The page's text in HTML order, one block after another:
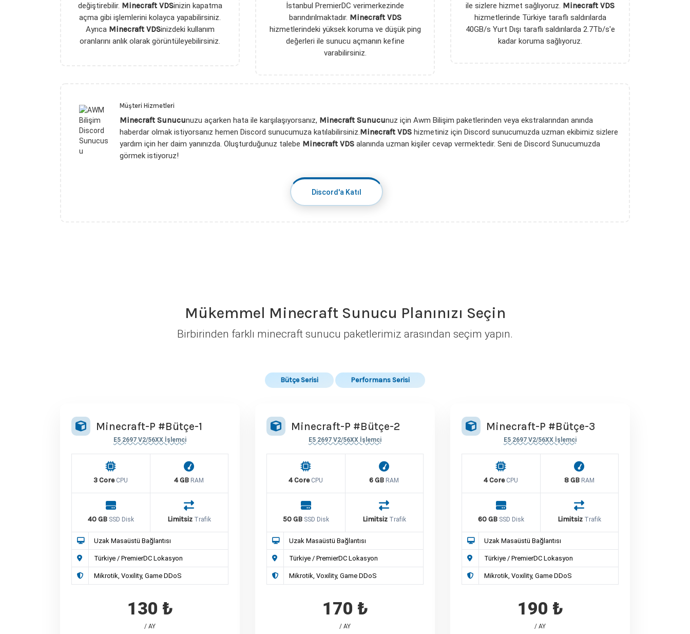
değiştirebilir. Minecraft VDSinizin kapatma
açma gibi işlemlerini kolayca yapabilirsiniz.
Ayrıca Minecraft VDSinizdeki kullanım
oranlarını anlık olarak görüntüleyebilirsiniz.
İstanbul PremierDC verimerkezinde
barındırılmaktadır. Minecraft VDS
hizmetlerindeki yüksek koruma ve düşük ping
değerleri ile sunucu açmanın kefine
varabilirsiniz.
ile sizlere hizmet sağlıyoruz. Minecraft VDS
hizmetlerinde Türkiye taraflı saldırılarda
40GB/s Yurt Dışı taraflı saldırılarda 2.7Tb/s'e
kadar koruma sağlıyoruz.
Müşteri Hizmetleri
Minecraft Sunucunuzu açarken hata ile karşılaşıyorsanız, Minecraft Sunucunuz için Awm Bilişim paketlerinden veya ekstralarından anında
haberdar olmak istiyorsanız hemen Discord sunucumuza katılabilirsiniz.Minecraft VDS hizmetiniz için Discord sunucumuzda uzman ekibimiz sizlere
yardım için her daim yanınızda. Oluşturduğunuz talebe Minecraft VDS alanında uzman kişiler cevap vermektedir. Seni de Discord Sunucumuzda
görmek istiyoruz!
Discord'a Katıl
Mükemmel Minecraft Sunucu Planınızı Seçin
Birbirinden farklı minecraft sunucu paketlerimiz arasından seçim yapın.
Bütçe Serisi Performans Serisi
Minecraft-P #Bütçe-1
E5 2697 V2/56XX İşlemci
3 Core CPU 4 GB RAM
40 GB SSD Disk Limitsiz Trafik
Uzak Masaüstü Bağlantısı
Türkiye / PremierDC Lokasyon
Mikrotik, Voxility, Game DDoS
130 ₺
/ AY
Minecraft-P #Bütçe-2
E5 2697 V2/56XX İşlemci
4 Core CPU 6 GB RAM
50 GB SSD Disk Limitsiz Trafik
Uzak Masaüstü Bağlantısı
Türkiye / PremierDC Lokasyon
Mikrotik, Voxility, Game DDoS
170 ₺
/ AY
Minecraft-P #Bütçe-3
E5 2697 V2/56XX İşlemci
4 Core CPU 8 GB RAM
60 GB SSD Disk Limitsiz Trafik
Uzak Masaüstü Bağlantısı
Türkiye / PremierDC Lokasyon
Mikrotik, Voxility, Game DDoS
190 ₺
/ AY